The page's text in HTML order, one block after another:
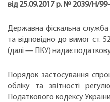
від 25.09.2017 р. № 2039/Н/
Державна фіскальна служба
та відповідно до вимог ст.
(далі — ПКУ) надає
Порядок застосування
обліку та звітності
Податкового кодексу